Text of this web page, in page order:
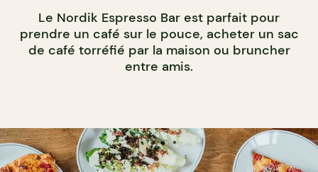
Le Nordik Espresso Bar est parfait pour
prendre un café sur le pouce, acheter un sac
de café torréfié par la maison ou bruncher
entre amis.